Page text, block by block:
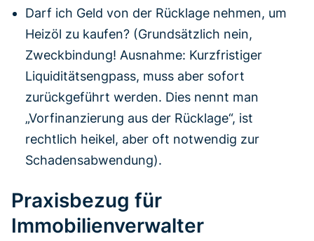
Darf ich Geld von der Rücklage nehmen, um
Heizöl zu kaufen? (Grundsätzlich nein,
Zweckbindung! Ausnahme: Kurzfristiger
Liquiditätsengpass, muss aber sofort
zurückgeführt werden. Dies nennt man
„Vorfinanzierung aus der Rücklage“, ist
rechtlich heikel, aber oft notwendig zur
Schadensabwendung).
Praxisbezug für
Immobilienverwalter